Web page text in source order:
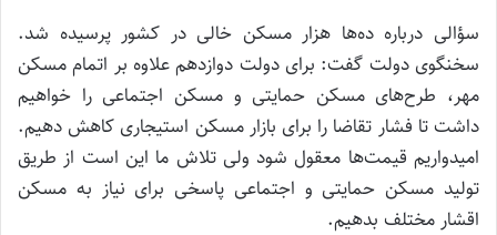
سؤالی درباره ده‌ها هزار مسکن خالی در کشور پرسیده شد.
سخنگوی دولت گفت: برای دولت دوازدهم علاوه بر اتمام مسکن
مهر، طرح‌های مسکن حمایتی و مسکن اجتماعی را خواهیم
داشت تا فشار تقاضا را برای بازار مسکن استیجاری کاهش دهیم.
امیدواریم قیمت‌ها معقول شود ولی تلاش ما این است از طریق
تولید مسکن حمایتی و اجتماعی پاسخی برای نیاز به مسکن
اقشار مختلف بدهیم.